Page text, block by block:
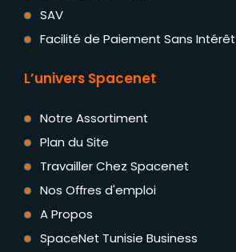
SAV
Facilité de Paiement Sans Intérêt
L’univers Spacenet
Notre Assortiment
Plan du Site
Travailler Chez Spacenet
Nos Offres d'emploi
A Propos
SpaceNet Tunisie Business